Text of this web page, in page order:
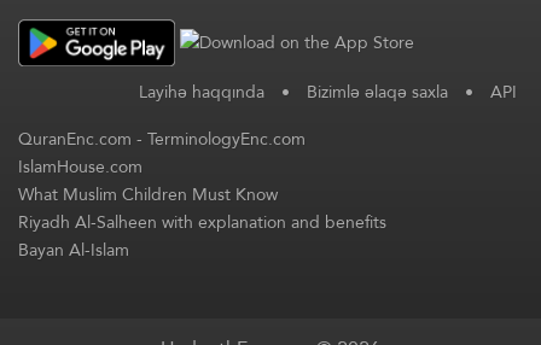
Layihə haqqında • Bizimlə əlaqə saxla • API
QuranEnc.com-TerminologyEnc.com
IslamHouse.com
What Muslim Children Must Know
Riyadh Al-Salheen with explanation and benefits
Bayan Al-Islam